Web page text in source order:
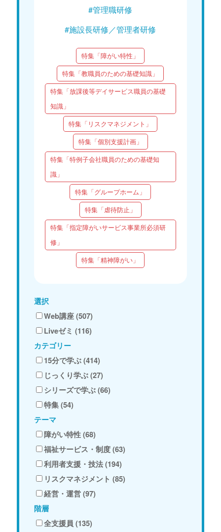
#管理職研修
#施設長研修／管理者研修
特集「障がい特性」
特集「教職員のための基礎知識」
特集「放課後等デイサービス職員の基礎
知識」
特集「リスクマネジメント」
特集「個別支援計画」
特集「特例子会社職員のための基礎知
識」
特集「グループホーム」
特集「虐待防止」
特集「指定障がいサービス事業所必須研
修」
特集「精神障がい」
選択
Web講座 (507)
Liveゼミ (116)
カテゴリー
15分で学ぶ (414)
じっくり学ぶ (27)
シリーズで学ぶ (66)
特集 (54)
テーマ
障がい特性 (68)
福祉サービス・制度 (63)
利用者支援・技法 (194)
リスクマネジメント (85)
経営・運営 (97)
階層
全支援員 (135)